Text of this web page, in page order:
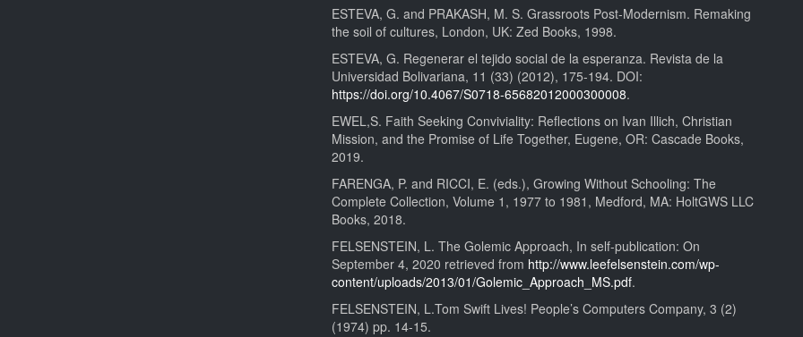
ESTEVA, G. and PRAKASH, M. S. Grassroots Post-Modernism. Remaking
the soil of cultures, London, UK: Zed Books, 1998.
ESTEVA, G. Regenerar el tejido social de la esperanza. Revista de la
Universidad Bolivariana, 11 (33) (2012), 175-194. DOI:
https://doi.org/10.4067/S0718-65682012000300008.
EWEL,S. Faith Seeking Conviviality: Reflections on Ivan Illich, Christian
Mission, and the Promise of Life Together, Eugene, OR: Cascade Books,
2019.
FARENGA, P. and RICCI, E. (eds.), Growing Without Schooling: The
Complete Collection, Volume 1, 1977 to 1981, Medford, MA: HoltGWS LLC
Books, 2018.
FELSENSTEIN, L. The Golemic Approach, In self-publication: On
September 4, 2020 retrieved from http://www.leefelsenstein.com/wp-
content/uploads/2013/01/Golemic_Approach_MS.pdf.
FELSENSTEIN, L.Tom Swift Lives! People’s Computers Company, 3 (2)
(1974) pp. 14-15.